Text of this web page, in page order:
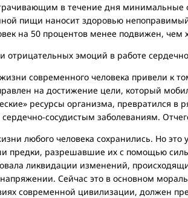
в течение дня минимальные
пищи наносит здоровью
на 50 процентов менее подвижен, чем
эмоций в работе
современного человека привели к
на достижение цели, который
ресурсы организма, превратился в
сосудистым заболеваниям.
любого человека сохранились. Но это
предки, разрешавшие их с помощью
ликвидации изменений,
Сейчас это в основном
современной цивилизации, должен